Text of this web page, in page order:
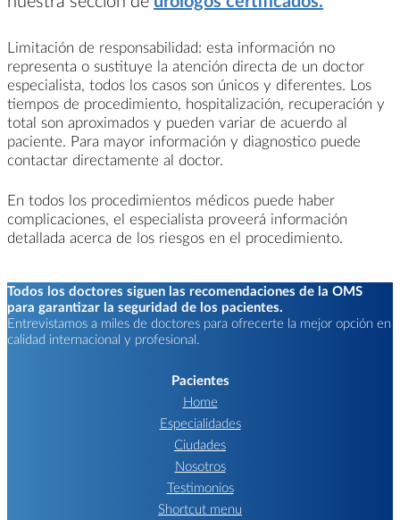
Limitación de responsabilidad: esta información no
representa o sustituye la atención directa de un doctor
especialista, todos los casos son únicos y diferentes. Los
tiempos de procedimiento, hospitalización, recuperación y
total son aproximados y pueden variar de acuerdo al
paciente. Para mayor información y diagnostico puede
contactar directamente al doctor.
En todos los procedimientos médicos puede haber
complicaciones, el especialista proveerá información
detallada acerca de los riesgos en el procedimiento.
Todos los doctores siguen las recomendaciones de la OMS
para garantizar la seguridad de los pacientes.
Entrevistamos a miles de doctores para ofrecerte la mejor opción en
calidad internacional y profesional.
Pacientes
Home
Especialidades
Ciudades
Nosotros
Testimonios
Shortcut menu